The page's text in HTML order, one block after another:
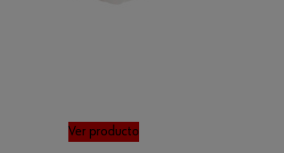
Ver producto